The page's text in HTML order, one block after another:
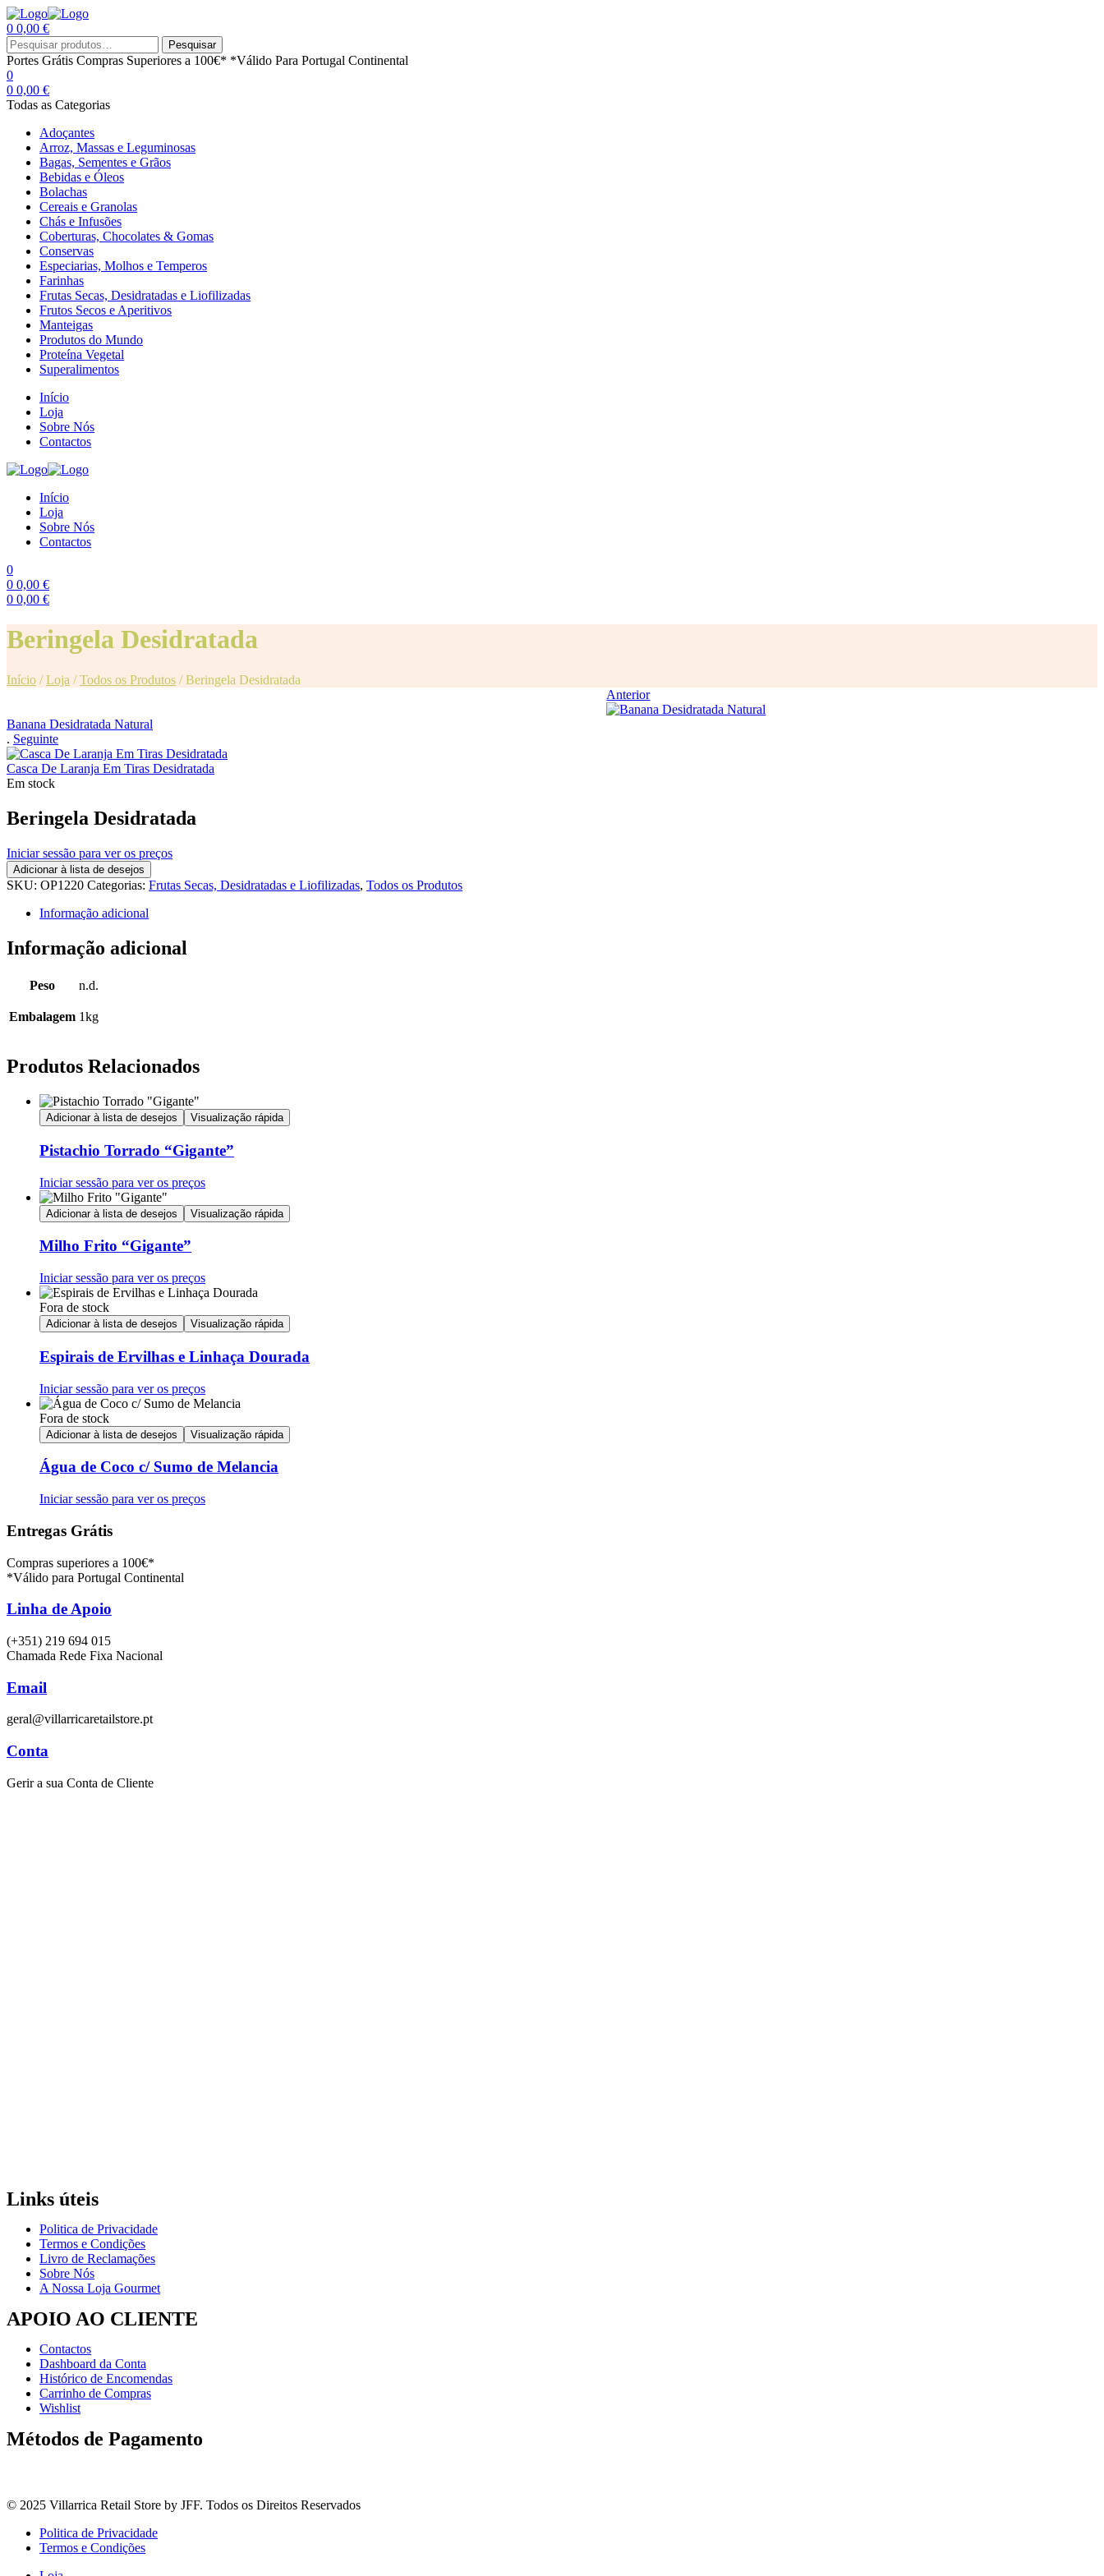
0 0,00 €
Menu
Procurar
por:
Pesquisar
Portes Grátis Compras Superiores a 100€* *Válido Para Portugal Continental
0
0 0,00 €
Todas as Categorias
Adoçantes
Arroz, Massas e Leguminosas
Bagas, Sementes e Grãos
Bebidas e Óleos
Bolachas
Cereais e Granolas
Chás e Infusões
Coberturas, Chocolates & Gomas
Conservas
Especiarias, Molhos e Temperos
Farinhas
Frutas Secas, Desidratadas e Liofilizadas
Frutos Secos e Aperitivos
Manteigas
Produtos do Mundo
Proteína Vegetal
Superalimentos
Início
Loja
Sobre Nós
Contactos
Início
Loja
Sobre Nós
Contactos
0
0 0,00 €
0 0,00 €
Beringela Desidratada
Início /Loja /Todos os Produtos /Beringela Desidratada
Anterior
Banana Desidratada Natural
. Seguinte
Casca De Laranja Em Tiras Desidratada
Em stock
Beringela Desidratada
Iniciar sessão para ver os preços
Adicionar à lista de desejos
SKU: OP1220 Categorias: Frutas Secas, Desidratadas e Liofilizadas, Todos os Produtos
Informação adicional
Informação adicional
Peso n.d.
Embalagem 1kg
Produtos Relacionados
Adicionar à lista de desejos Visualização rápida
Pistachio Torrado “Gigante”
Iniciar sessão para ver os preços
Adicionar à lista de desejos Visualização rápida
Milho Frito “Gigante”
Iniciar sessão para ver os preços
Fora de stock
Adicionar à lista de desejos Visualização rápida
Espirais de Ervilhas e Linhaça Dourada
Iniciar sessão para ver os preços
Fora de stock
Adicionar à lista de desejos Visualização rápida
Água de Coco c/ Sumo de Melancia
Iniciar sessão para ver os preços
Entregas Grátis
Compras superiores a 100€*
*Válido para Portugal Continental
Linha de Apoio
(+351) 219 694 015
Chamada Rede Fixa Nacional
Email
geral@villarricaretailstore.pt
Conta
Gerir a sua Conta de Cliente
Links úteis
Politica de Privacidade
Termos e Condições
Livro de Reclamações
Sobre Nós
A Nossa Loja Gourmet
APOIO AO CLIENTE
Contactos
Dashboard da Conta
Histórico de Encomendas
Carrinho de Compras
Wishlist
Métodos de Pagamento
© 2025 Villarrica Retail Store by JFF. Todos os Direitos Reservados
Politica de Privacidade
Termos e Condições